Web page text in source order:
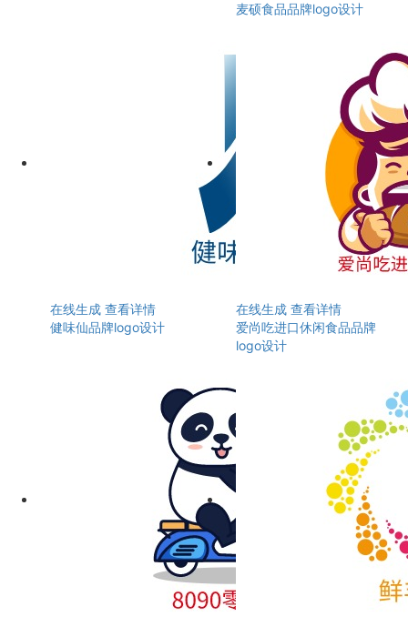
麦硕食品品牌logo设计
在线生成 查看详情
健味仙品牌logo设计
在线生成 查看详情
爱尚吃进口休闲食品品牌
logo设计